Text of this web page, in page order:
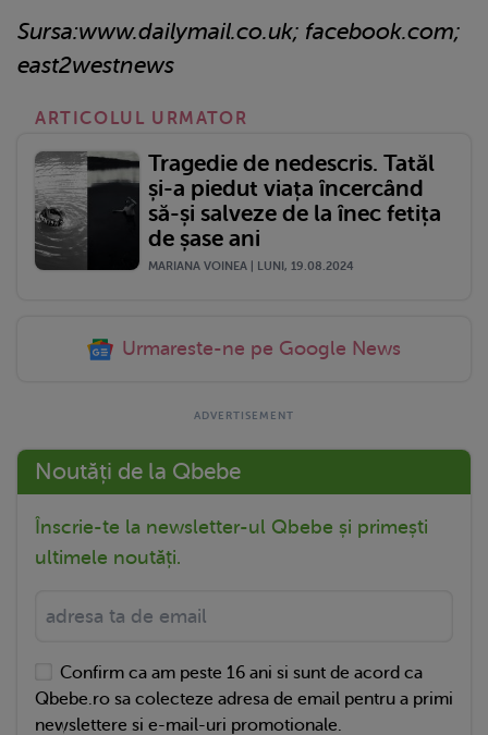
Sursa:www.dailymail.co.uk; facebook.com;
east2westnews
ARTICOLUL URMATOR
Tragedie de nedescris. Tatăl
și-a piedut viața încercând
să-și salveze de la înec fetița
de șase ani
MARIANA VOINEA | LUNI, 19.08.2024
Urmareste-ne pe Google News
Noutăți de la Qbebe
Înscrie-te la newsletter-ul Qbebe și primești
ultimele noutăți.
Confirm ca am peste 16 ani si sunt de acord ca
Qbebe.ro sa colecteze adresa de email pentru a primi
newslettere si e-mail-uri promotionale.